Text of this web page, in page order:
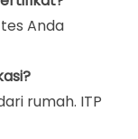
Anda
rumah. ITP